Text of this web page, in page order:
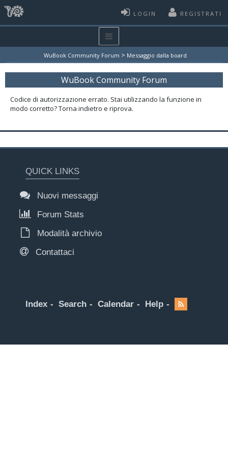
LOGIN REGISTRATI
WuBook Community Forum > Messaggio dalla board
WuBook Community Forum
Codice di autorizzazione errato. Stai utilizzando la funzione in
modo corretto? Torna indietro e riprova.
QUICK LINKS
Nuovi messaggi
Forum Stats
Modalità archivio
Contattaci
Index Search Calendar Help